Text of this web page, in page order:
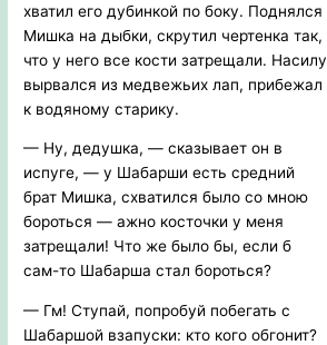
хватил его дубинкой по боку. Поднялся
Мишка на дыбки, скрутил чертенка так,
что у него все кости затрещали. Насилу
вырвался из медвежьих лап, прибежал
к водяному старику.
— Ну, дедушка, — сказывает он в
испуге, — у Шабарши есть средний
брат Мишка, схватился было со мною
бороться — ажно косточки у меня
затрещали! Что же было бы, если б
сам-то Шабарша стал бороться?
— Гм! Ступай, попробуй побегать с
Шабаршой взапуски: кто кого обгонит?